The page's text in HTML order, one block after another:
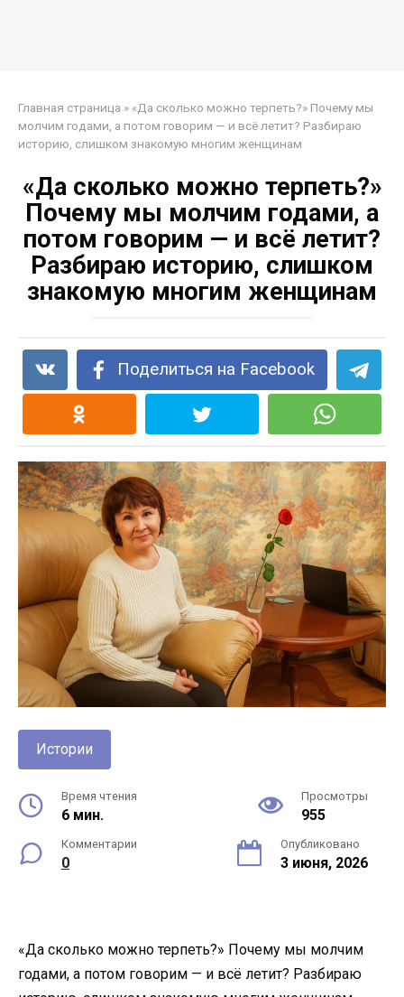
Главная страница » «Да сколько можно терпеть?» Почему мы
молчим годами, а потом говорим — и всё летит? Разбираю
историю, слишком знакомую многим женщинам
«Да сколько можно терпеть?»
Почему мы молчим годами, а
потом говорим — и всё летит?
Разбираю историю, слишком
знакомую многим женщинам
Поделиться на Facebook
Истории
Время чтения
6 мин.
Просмотры
955
Комментарии
0
Опубликовано
3 июня, 2026
«Да сколько можно терпеть?» Почему мы молчим
годами, а потом говорим — и всё летит? Разбираю